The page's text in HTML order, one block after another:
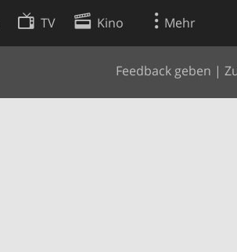
TV Kino Mehr
Feedback geben |
Websuche